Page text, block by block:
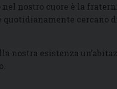
nel nostro cuore è la
cercano
nostra esistenza